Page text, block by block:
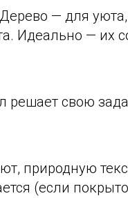
Дерево — для
Идеально — их
решает свою
природную
(если